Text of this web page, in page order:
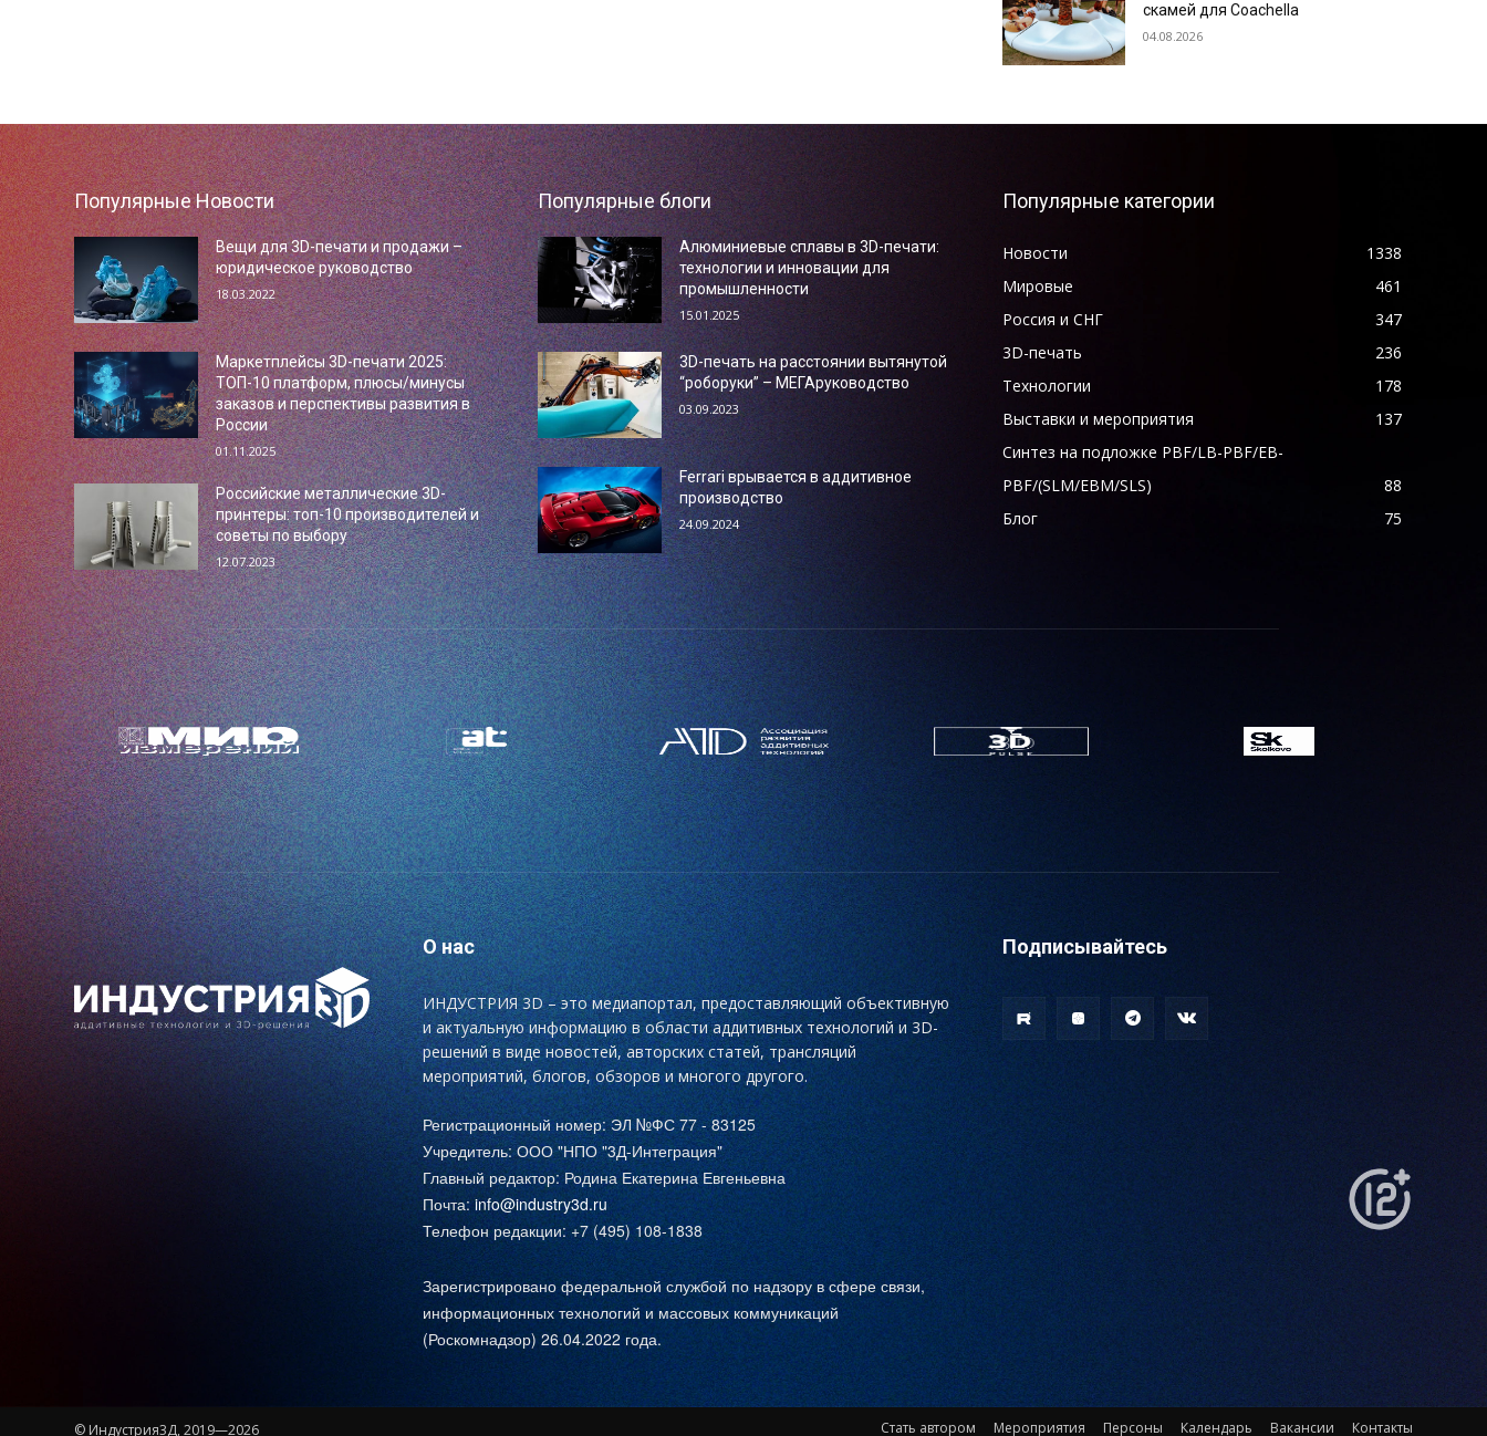
скамей для Coachella
04.08.2026
Популярные Новости
Вещи для 3D-печати и продажи –
юридическое руководство
18.03.2022
Маркетплейсы 3D-печати 2025:
ТОП-10 платформ, плюсы/минусы
заказов и перспективы развития в
России
01.11.2025
Российские металлические 3D-
принтеры: топ-10 производителей и
советы по выбору
12.07.2023
Популярные блоги
Алюминиевые сплавы в 3D-печати:
технологии и инновации для
промышленности
15.01.2025
3D-печать на расстоянии вытянутой
“роборуки” – МЕГАруководство
03.09.2023
Ferrari врывается в аддитивное
производство
24.09.2024
Популярные категории
Новости
1338
Мировые
461
Россия и СНГ
347
3D-печать
236
Технологии
178
Выставки и мероприятия
137
Синтез на подложке PBF/LB-PBF/EB-
PBF/(SLM/EBM/SLS)
88
Блог
75
О нас
ИНДУСТРИЯ 3D – это медиапортал, предоставляющий объективную
и актуальную информацию в области аддитивных технологий и 3D-
решений в виде новостей, авторских статей, трансляций
мероприятий, блогов, обзоров и многого другого.
Подписывайтесь
Регистрационный номер: ЭЛ №ФС 77 - 83125
Учредитель: ООО "НПО "3Д-Интеграция"
Главный редактор: Родина Екатерина Евгеньевна
Почта:info@industry3d.ru
Телефон редакции: +7 (495) 108-1838
Зарегистрировано федеральной службой по надзору в сфере связи,
информационных технологий и массовых коммуникаций
(Роскомнадзор) 26.04.2022 года.
© Индустрия3Д, 2019—2026 Стать автором Мероприятия Персоны Календарь Вакансии Контакты